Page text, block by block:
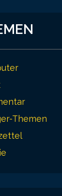
Themen